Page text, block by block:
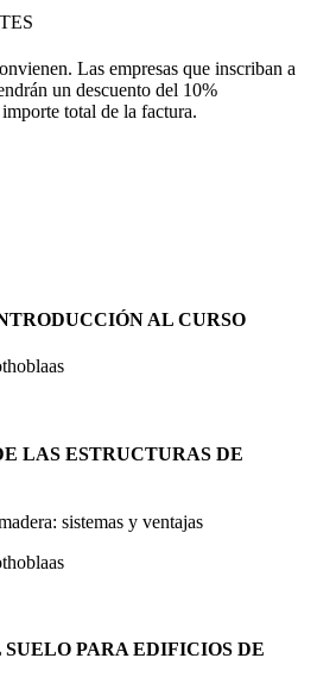
Las empresas que inscriban a
un descuento del 10%
total de la factura.
AL CURSO
LAS ESTRUCTURAS DE
sistemas y ventajas
PARA EDIFICIOS DE